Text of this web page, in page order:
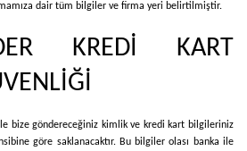
dair tüm bilgiler ve firma yeri belirtilmiştir.
KREDİ KART
bize göndereceğiniz kimlik ve kredi kart bilgileriniz
göre saklanacaktır. Bu bilgiler olası banka ile